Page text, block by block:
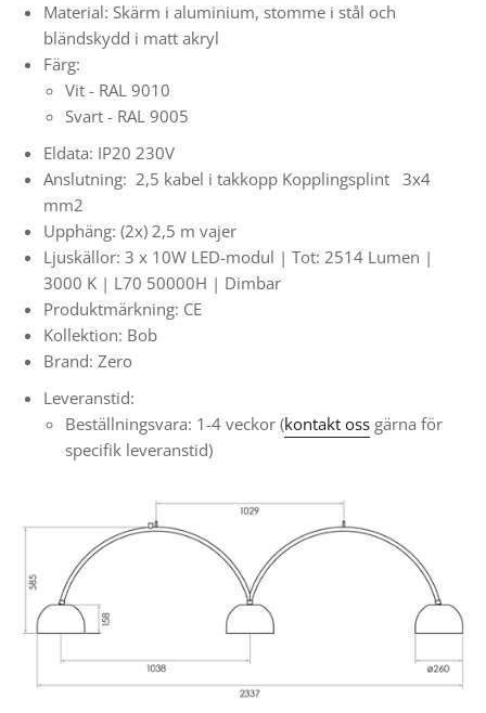
Material: Skärm i aluminium, stomme i stål och
bländskydd i matt akryl
Färg:
Vit - RAL 9010
Svart - RAL 9005
Eldata: IP20 230V
Anslutning: 2,5 kabel i takkopp Kopplingsplint 3x4
mm2
Upphäng: (2x) 2,5 m vajer
Ljuskällor: 3 x 10W LED-modul | Tot: 2514 Lumen |
3000 K | L70 50000H | Dimbar
Produktmärkning: CE
Kollektion: Bob
Brand: Zero
Leveranstid:
Beställningsvara: 1-4 veckor (kontakt oss gärna för
specifik leveranstid)